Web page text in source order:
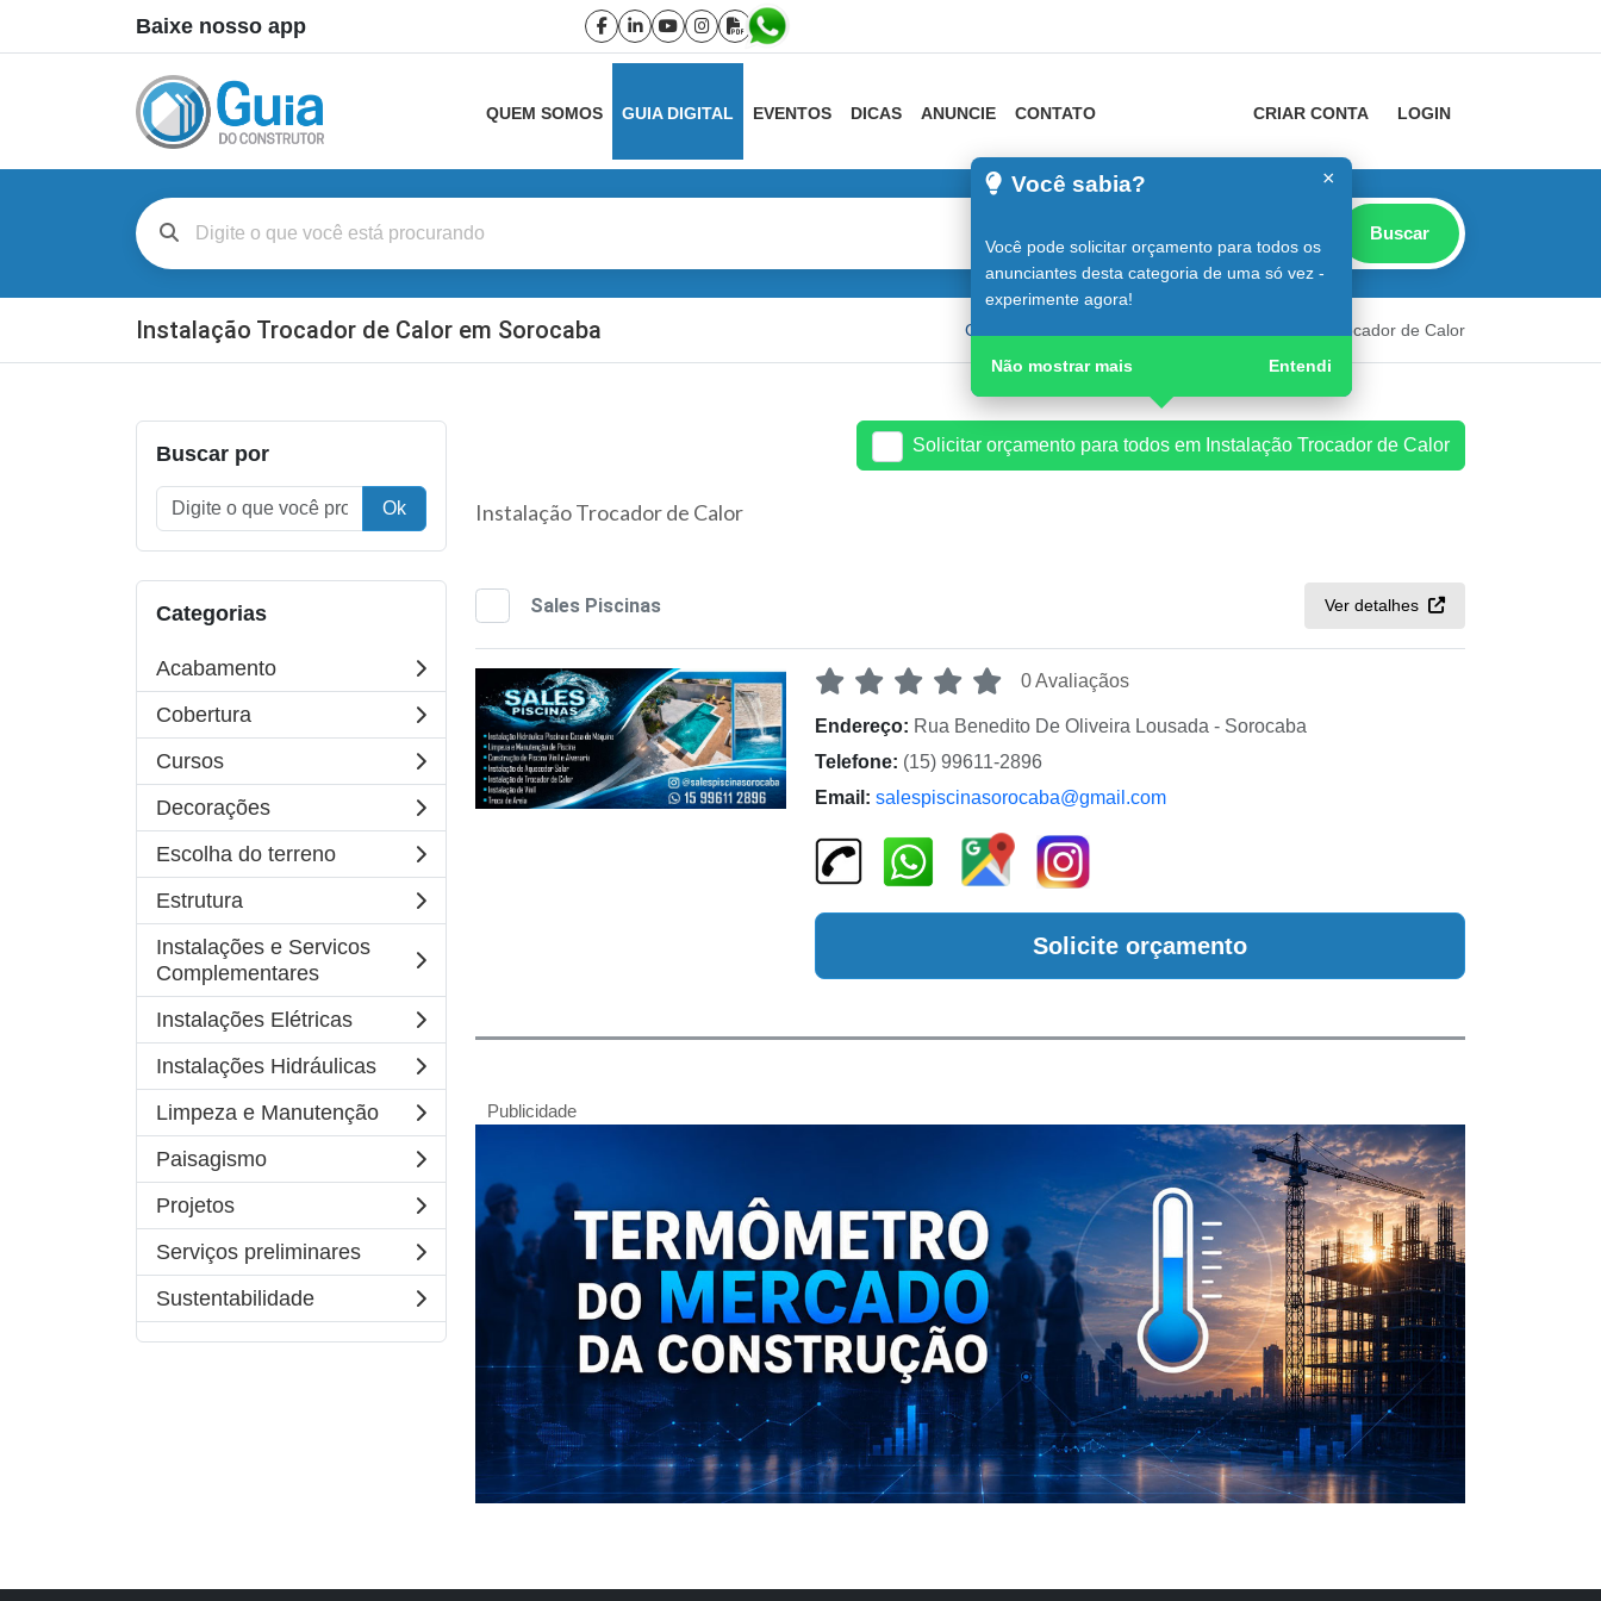
Baixe nosso app
QUEM SOMOS GUIA DIGITAL EVENTOS DICAS ANUNCIE CONTATO CRIAR CONTA LOGIN
Buscar
Instalação Trocador de Calor em Sorocaba Guia do Construtor Instalação Trocador de Calor
Buscar por
Ok
Categorias
Acabamento
Cobertura
Cursos
Decorações
Escolha do terreno
Estrutura
Instalações e Servicos
Complementares
Instalações Elétricas
Instalações Hidráulicas
Limpeza e Manutenção
Paisagismo
Projetos
Serviços preliminares
Sustentabilidade
Solicitar orçamento para todos em Instalação Trocador de Calor
×
Você sabia?
Você pode solicitar orçamento para todos os
anunciantes desta categoria de uma só vez -
experimente agora!
Não mostrar mais Entendi
Instalação Trocador de Calor
Sales Piscinas Ver detalhes
0 Avaliaçãos
Endereço: Rua Benedito De Oliveira Lousada - Sorocaba
Telefone: (15) 99611-2896
Email: salespiscinasorocaba@gmail.com
Solicite orçamento
Publicidade